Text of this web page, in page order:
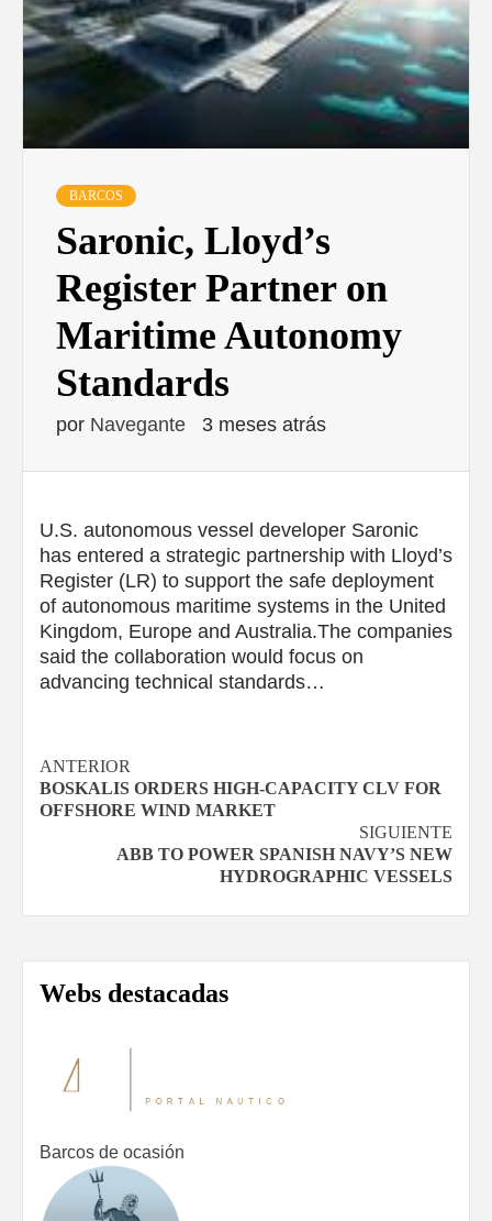
BARCOS
Saronic, Lloyd’s
Register Partner on
Maritime Autonomy
Standards
por Navegante 3 meses atrás
U.S. autonomous vessel developer Saronic
has entered a strategic partnership with Lloyd’s
Register (LR) to support the safe deployment
of autonomous maritime systems in the United
Kingdom, Europe and Australia.The companies
said the collaboration would focus on
advancing technical standards…
Navegación
de
entradas
ANTERIOR
BOSKALIS ORDERS HIGH-CAPACITY CLV FOR
OFFSHORE WIND MARKET
SIGUIENTE
ABB TO POWER SPANISH NAVY’S NEW
HYDROGRAPHIC VESSELS
Webs destacadas
Barcos de ocasión